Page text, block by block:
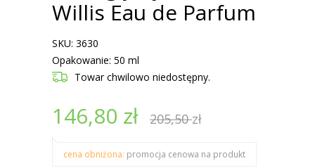
Willis Eau de Parfum
SKU: 3630
Opakowanie: 50 ml
Towar chwilowo niedostępny.
146,80 zł 205,50zł
cena obniżona: promocja cenowa na produkt